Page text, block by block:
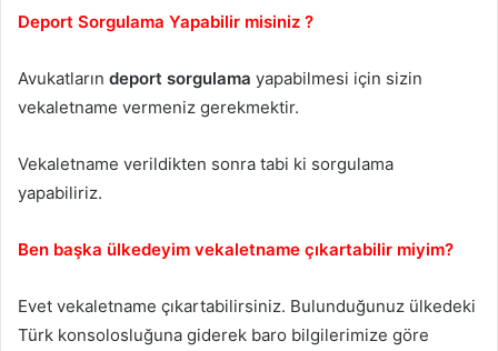
Deport Sorgulama Yapabilir misiniz ?
Avukatların deport sorgulama yapabilmesi için sizin
vekaletname vermeniz gerekmektir.
Vekaletname verildikten sonra tabi ki sorgulama
yapabiliriz.
Ben başka ülkedeyim vekaletname çıkartabilir miyim?
Evet vekaletname çıkartabilirsiniz. Bulunduğunuz ülkedeki
Türk konsolosluğuna giderek baro bilgilerimize göre